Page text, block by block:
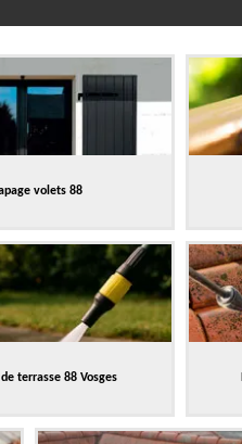
volets 88
terrasse 88 Vosges